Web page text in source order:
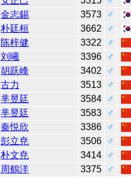
金志錫 3573
♂
朴廷桓 3662
♂
陈梓健 3322
♂
刘曦 3396
♂
胡跃峰 3402
♂
古力 3513
♂
芈昱廷 3584
♂
芈昱廷 3583
♂
秦悦欣 3386
♂
彭立尭 3506
♂
朴文尭 3414
♂
周鶴洋 3375
♂